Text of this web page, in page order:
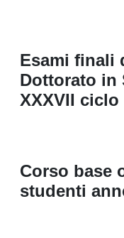
Esami finali
Dottorato in
XXXVII ciclo
Corso base
studenti